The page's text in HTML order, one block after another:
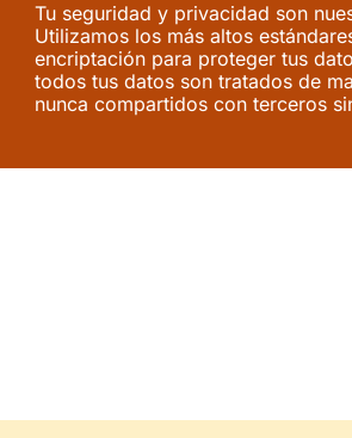
Tu seguridad y privacidad son
Utilizamos los más altos
encriptación para proteger tus
todos tus datos son tratados de
nunca compartidos con terceros